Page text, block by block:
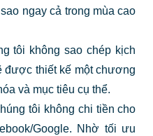
ngay cả trong mùa cao
tôi không sao chép kịch
được thiết kế một chương
và mục tiêu cụ thể.
tôi không chi tiền cho
Google. Nhờ tối ưu